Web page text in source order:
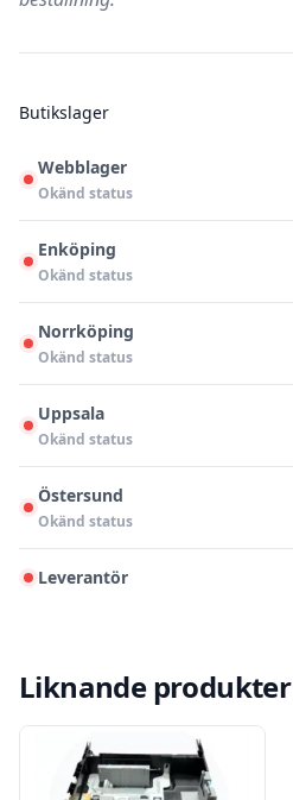
Butikslager
Webblager
Okänd status
Enköping
Okänd status
Norrköping
Okänd status
Uppsala
Okänd status
Östersund
Okänd status
Leverantör
Liknande produkter